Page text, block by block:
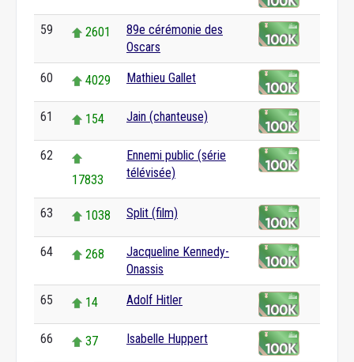
59 2601
89e cérémonie des
Oscars
60 4029 Mathieu Gallet
61 154 Jain (chanteuse)
62
17833
Ennemi public (série
télévisée)
63 1038 Split (film)
64 268
Jacqueline Kennedy-
Onassis
65 14 Adolf Hitler
66 37 Isabelle Huppert